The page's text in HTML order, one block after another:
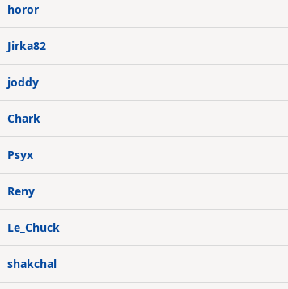
horor
Jirka82
joddy
Chark
Psyx
Reny
Le_Chuck
shakchal